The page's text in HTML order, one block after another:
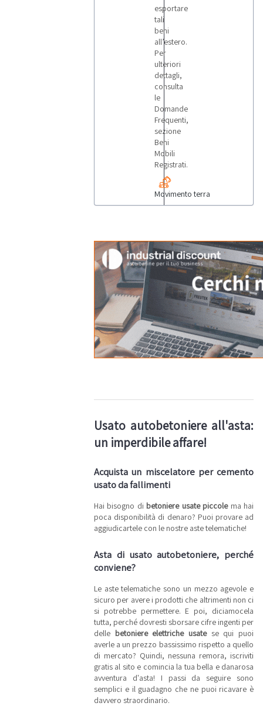
esportare
tali
beni
all’estero.
Per
ulteriori
dettagli,
consulta
le
Domande
Frequenti,
sezione
Beni
Mobili
Registrati.
Movimento terra
Usato autobetoniere all'asta:
un imperdibile affare!
Acquista un miscelatore per cemento
usato da fallimenti
Hai bisogno di betoniere usate piccolema hai
poca disponibilità di denaro? Puoi provare ad
aggiudicartele con le nostre aste telematiche!
Asta di usato autobetoniere, perché
conviene?
Le aste telematiche sono un mezzo agevole e
sicuro per avere i prodotti che altrimenti non ci
si potrebbe permettere. E poi, diciamocela
tutta, perché dovresti sborsare cifre ingenti per
delle betoniere elettriche usatese qui puoi
averle a un prezzo bassissimo rispetto a quello
di mercato? Quindi, nessuna remora, iscriviti
gratis al sito e comincia la tua bella e danarosa
avventura d'asta! I passi da seguire sono
semplici e il guadagno che ne puoi ricavare è
davvero straordinario.